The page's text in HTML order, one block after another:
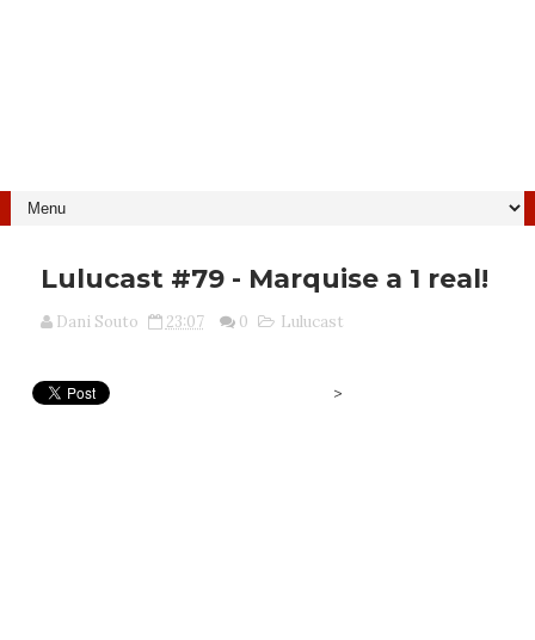
Lulucast #79 - Marquise a 1 real!
Dani Souto 23:07 0 Lulucast
>